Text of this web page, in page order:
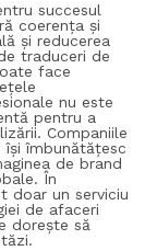
succesul
coerența și
și reducerea
traduceri de
face
nu este
pentru a
Companiile
îmbunătățesc
de brand
În
doar un serviciu
de afaceri
dorește să